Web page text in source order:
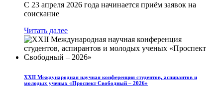
С 23 апреля 2026 года начинается приём заявок на
соискание
Читать далее
XXII Международная научная конференция студентов, аспирантов и
молодых ученых «Проспект Свободный – 2026»